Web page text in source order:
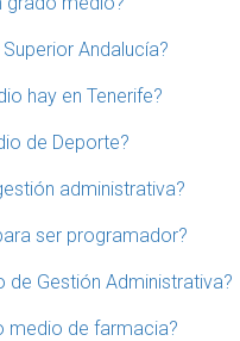
Andalucía?
hay en Tenerife?
de Deporte?
administrativa?
ser programador?
de Gestión Administrativa?
medio de farmacia?